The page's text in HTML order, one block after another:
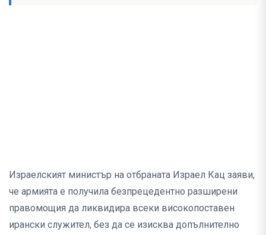
Израелският министър на отбраната Израел Кац заяви,
че армията е получила безпрецедентно разширени
правомощия да ликвидира всеки високопоставен
ирански служител, без да се изисква допълнително